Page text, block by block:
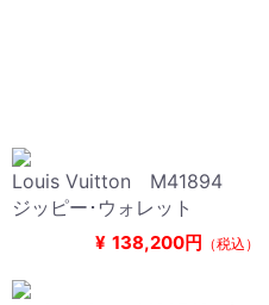
Louis Vuitton M41894
ジッピー･ウォレット
¥ 138,200円 （税込）